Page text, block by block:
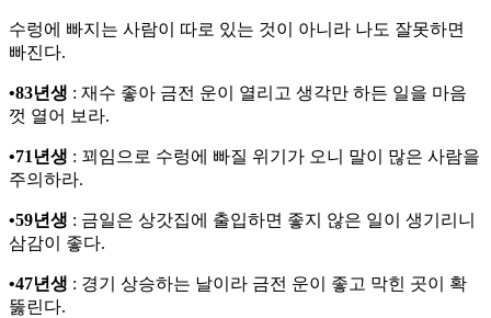
수렁에 빠지는 사람이 따로 있는 것이 아니라 나도 잘못하면
빠진다.
•83년생 : 재수 좋아 금전 운이 열리고 생각만 하든 일을 마음
껏 열어 보라.
•71년생 : 꾀임으로 수렁에 빠질 위기가 오니 말이 많은 사람을
주의하라.
•59년생 : 금일은 상갓집에 출입하면 좋지 않은 일이 생기리니
삼감이 좋다.
•47년생 : 경기 상승하는 날이라 금전 운이 좋고 막힌 곳이 확
뚫린다.